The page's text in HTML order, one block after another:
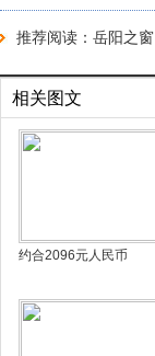
推荐阅读： 岳阳之窗
相关图文
约合2096元人民币